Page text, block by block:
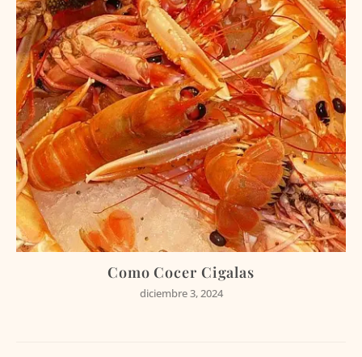
Como Cocer Cigalas
diciembre 3, 2024